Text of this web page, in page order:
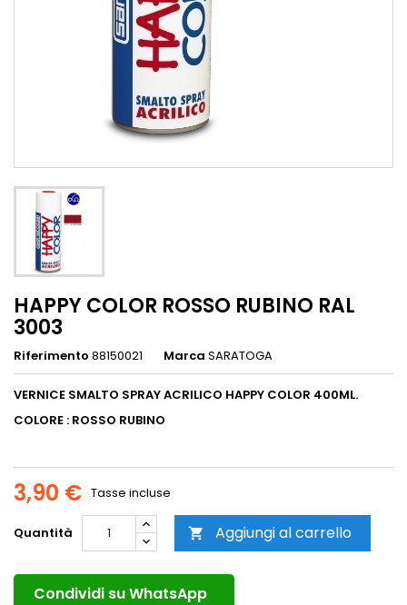
HAPPY COLOR ROSSO RUBINO RAL
3003
Riferimento 88150021 Marca SARATOGA
VERNICE SMALTO SPRAY ACRILICO HAPPY COLOR 400ML.
COLORE : ROSSO RUBINO
3,90 € Tasse incluse
Quantità  Aggiungi al carrello
Condividi su WhatsApp